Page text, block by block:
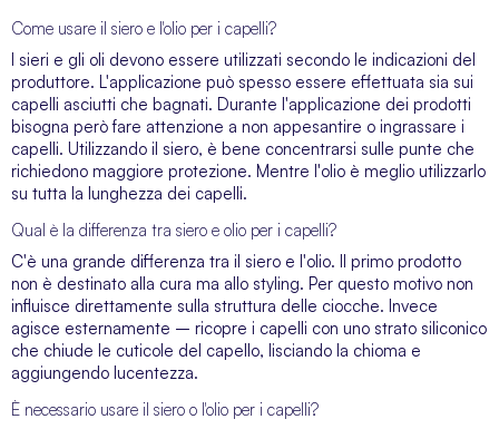
Come usare il siero e l'olio per i capelli?
I sieri e gli oli devono essere utilizzati secondo le indicazioni del
produttore. L'applicazione può spesso essere effettuata sia sui
capelli asciutti che bagnati. Durante l'applicazione dei prodotti
bisogna però fare attenzione a non appesantire o ingrassare i
capelli. Utilizzando il siero, è bene concentrarsi sulle punte che
richiedono maggiore protezione. Mentre l'olio è meglio utilizzarlo
su tutta la lunghezza dei capelli.
Qual è la differenza tra siero e olio per i capelli?
C'è una grande differenza tra il siero e l'olio. Il primo prodotto
non è destinato alla cura ma allo styling. Per questo motivo non
influisce direttamente sulla struttura delle ciocche. Invece
agisce esternamente – ricopre i capelli con uno strato siliconico
che chiude le cuticole del capello, lisciando la chioma e
aggiungendo lucentezza.
È necessario usare il siero o l'olio per i capelli?